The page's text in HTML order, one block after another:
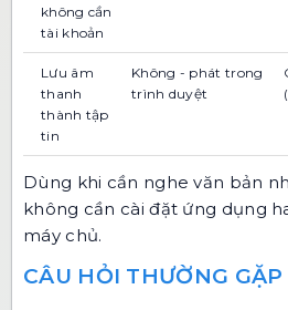
không cần
tài khoản
Lưu âm
thanh
thành tập
tin
Không - phát trong
trình duyệt
Dùng khi cần nghe văn bản
không cần cài đặt ứng dụng
máy chủ.
CÂU HỎI THƯỜNG GẶP